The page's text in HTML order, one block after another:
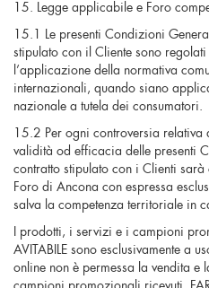
15. Legge applicabile e Foro
15.1 Le presenti Condizioni
stipulato con il Cliente sono
l’applicazione della normativa
internazionali, quando siano
nazionale a tutela dei consumatori.
15.2 Per ogni controversia relativa
validità od efficacia delle presenti
contratto stipulato con i Clienti sarà
Foro di Ancona con espressa
salva la competenza territoriale in
I prodotti, i servizi e i campioni
AVITABILE sono esclusivamente a
online non è permessa la vendita
campioni promozionali ricevuti.